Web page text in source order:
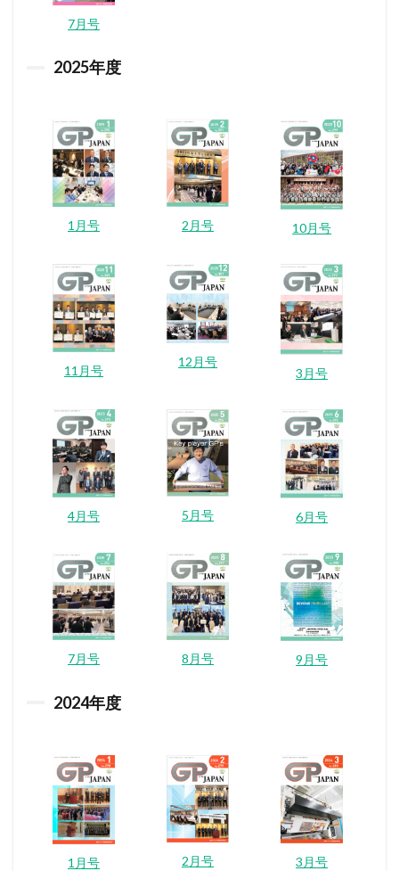
7月号
2025年度
1月号 2月号 10月号
11月号
12月号
3月号
4月号 5月号 6月号
7月号 8月号 9月号
2024年度
1月号 2月号 3月号